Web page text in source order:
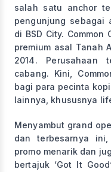
salah satu anchor
pengunjung sebagai
di BSD City.
premium asal Tanah
2014. Perusahaan
cabang. Kini,
bagi para pecinta
lainnya, khususnya
Menyambut grand
dan terbesarnya ini,
promo menarik dan
bertajuk ‘Got It